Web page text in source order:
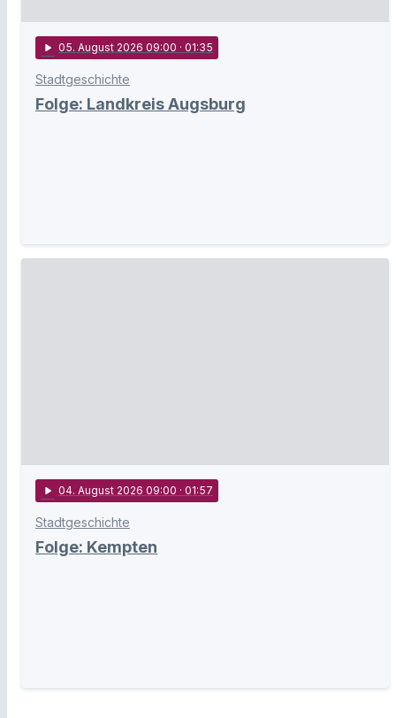
play_arrow 05. August 2026 09:00 · 01:35
Stadtgeschichte
Folge: Landkreis Augsburg
play_arrow 04. August 2026 09:00 · 01:57
Stadtgeschichte
Folge: Kempten